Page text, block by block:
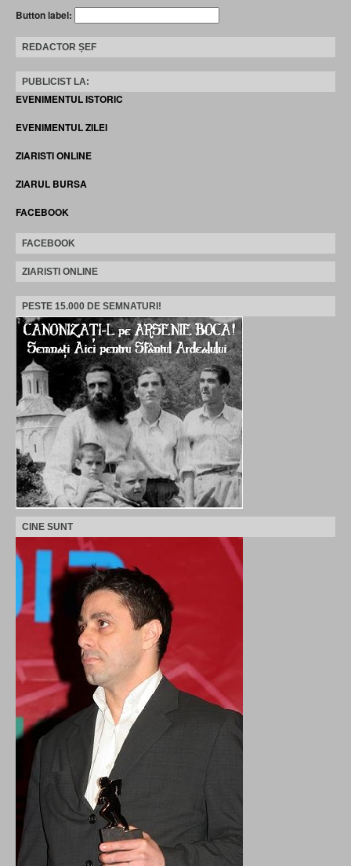
Button label:
REDACTOR ȘEF
PUBLICIST LA:
EVENIMENTUL ISTORIC
EVENIMENTUL ZILEI
ZIARISTI ONLINE
ZIARUL BURSA
FACEBOOK
FACEBOOK
ZIARISTI ONLINE
PESTE 15.000 DE SEMNATURI!
CINE SUNT